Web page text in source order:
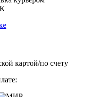
картой/по счету